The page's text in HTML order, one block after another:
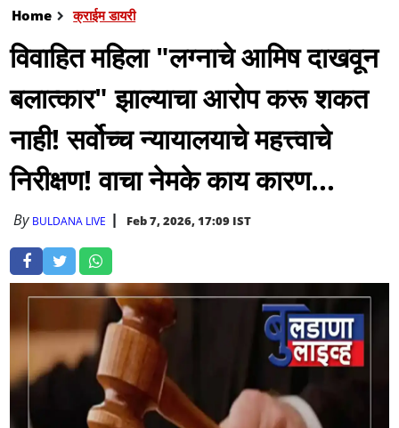
Home क्राईम डायरी
विवाहित महिला "लग्नाचे आमिष दाखवून
बलात्कार" झाल्याचा आरोप करू शकत
नाही! सर्वोच्च न्यायालयाचे महत्त्वाचे
निरीक्षण! वाचा नेमके काय कारण...
By BULDANA LIVE Feb 7, 2026, 17:09 IST